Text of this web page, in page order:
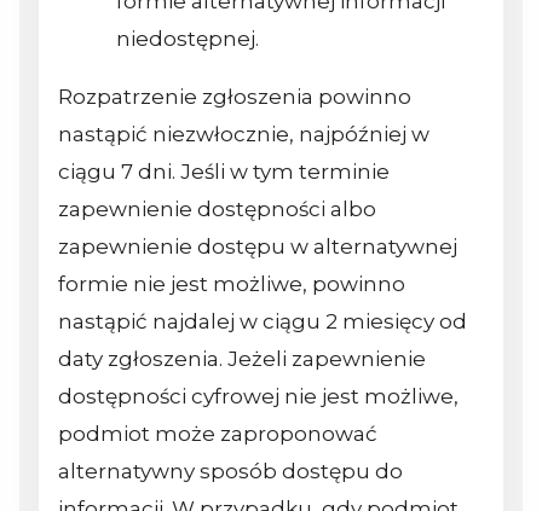
niedostępnej.
Rozpatrzenie zgłoszenia powinno
nastąpić niezwłocznie, najpóźniej w
ciągu 7 dni. Jeśli w tym terminie
zapewnienie dostępności albo
zapewnienie dostępu w alternatywnej
formie nie jest możliwe, powinno
nastąpić najdalej w ciągu 2 miesięcy od
daty zgłoszenia. Jeżeli zapewnienie
dostępności cyfrowej nie jest możliwe,
podmiot może zaproponować
alternatywny sposób dostępu do